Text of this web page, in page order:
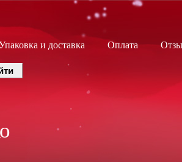
и доставка Оплата